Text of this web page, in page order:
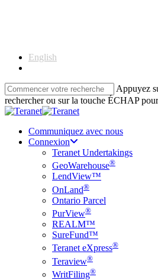
English
Appuyez
rechercher ou sur la touche ÉCHAP
Close
Communiquez avec nous
Connexion
Teranet Undertakings
GeoWarehouse®
LendView™
OnLand®
Ontario Parcel
PurView®
REALM™
SureFund™
Teranet eXpress®
Teraview®
WritFiling®